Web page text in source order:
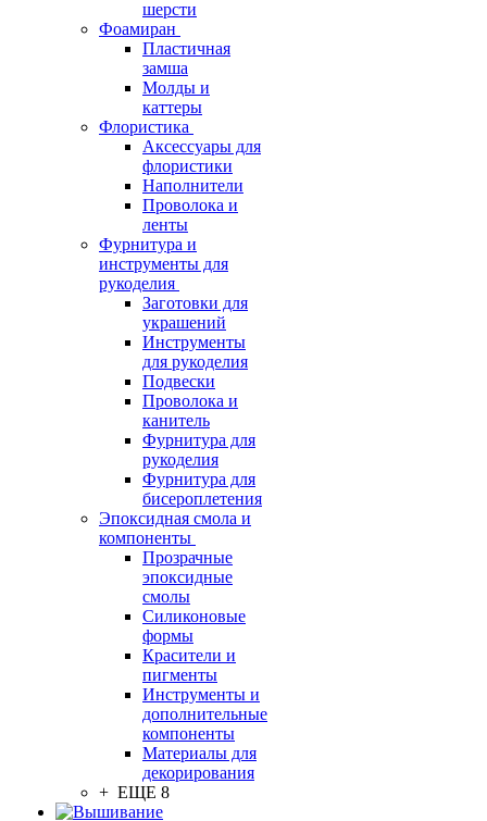
шерсти
Фоамиран
Пластичная
замша
Молды и
каттеры
Флористика
Аксессуары для
флористики
Наполнители
Проволока и
ленты
Фурнитура и
инструменты для
рукоделия
Заготовки для
украшений
Инструменты
для рукоделия
Подвески
Проволока и
канитель
Фурнитура для
рукоделия
Фурнитура для
бисероплетения
Эпоксидная смола и
компоненты
Прозрачные
эпоксидные
смолы
Силиконовые
формы
Красители и
пигменты
Инструменты и
дополнительные
компоненты
Материалы для
декорирования
+ ЕЩЕ 8